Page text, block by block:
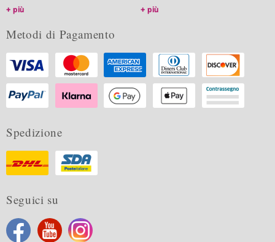
più
più
Metodi di Pagamento
Spedizione
Seguici su